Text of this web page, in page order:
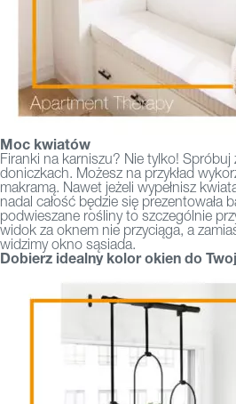
Moc kwiatów
Firanki na karniszu? Nie tylko!
doniczkach. Możesz na przykład
makramą. Nawet jeżeli wypełnisz
nadal całość będzie się prezentowała
podwieszane rośliny to szczególnie
widok za oknem nie przyciąga, a
widzimy okno sąsiada.
Dobierz idealny kolor okien do